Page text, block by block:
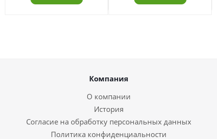
Компания
О компании
История
Согласие на обработку персональных данных
Политика конфиденциальности